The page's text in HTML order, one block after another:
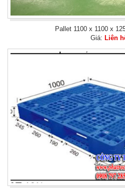
đảm bảo tải trọng an toàn.
Phù hợp cho việc lưu kho, xuất khẩu hàng đi nước
Pallet 1100 x 1100 x
Giá: Liên